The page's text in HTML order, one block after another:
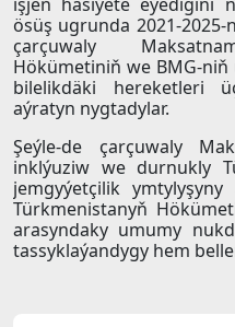
ösüş ugrunda 2021-
çarçuwaly
Hökümetiniň we BMG-
bilelikdäki hereketleri
aýratyn nygtadylar.
Şeýle-de çarçuwaly
inklýuziw we durnukly
jemgyýetçilik
Türkmenistanyň
arasyndaky umumy
tassyklaýandygy hem